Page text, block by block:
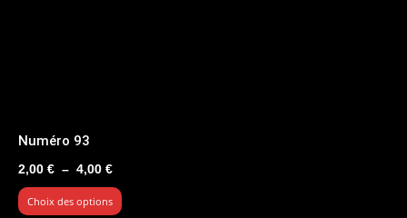
Numéro 93
2,00 € – 4,00 €Plage
de
prix :
Choix des options